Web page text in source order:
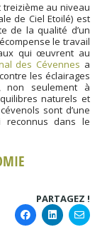
treizième au niveau
de Ciel Etoilé) est
de la qualité d’un
le travail
qui œuvrent au
des Cévennes a
les éclairages
non seulement à
naturels et
sont d’une
reconnus dans le
PARTAGEZ !